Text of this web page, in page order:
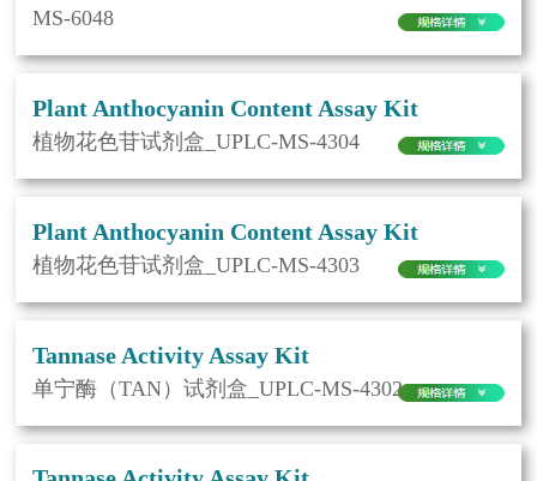
MS-6048
Plant Anthocyanin Content Assay Kit
植物花色苷试剂盒_UPLC-MS-4304
Plant Anthocyanin Content Assay Kit
植物花色苷试剂盒_UPLC-MS-4303
Tannase Activity Assay Kit
单宁酶（TAN）试剂盒_UPLC-MS-4302